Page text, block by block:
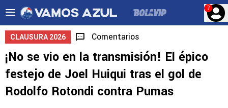
?
CLAUSURA 2026 Comentarios
¡No se vio en la transmisión! El épico
festejo de Joel Huiqui tras el gol de
Rodolfo Rotondi contra Pumas